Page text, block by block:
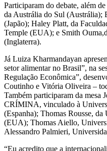
Participaram do debate, além
da Austrália do Sul (Austrália);
(Japão); Haley Platt, da
Temple (EUA); e Smith
(Inglaterra).
Já Luiza Kharmandayan
setor alimentar no Brasil”, na
Regulação Econômica”,
Coutinho e Vitória Oliveira –
Também participaram da mesa
CRÍMINA, vinculado à
(Espanha); Thomas Rousse,
(EUA); Thomas Aiello,
Alessandro Palmieri,
“Eu acredito que a